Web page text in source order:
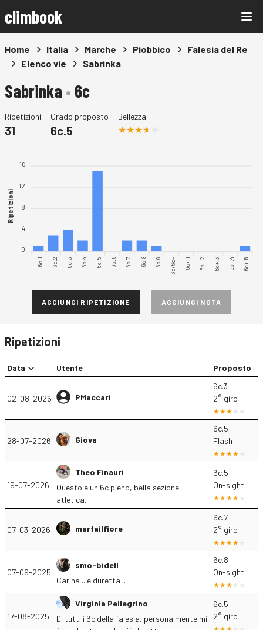
climbook
Home Italia Marche Piobbico
Falesia del Re
Elenco vie
Sabrinka
Sabrinka • 6c
Ripetizioni
31
Grado proposto
6c.5
Bellezza
16
12
8
4
0
Ripetizioni
6c.1 6c.2 6c.3 6c.4 6c.5 6c.6 6c.7 6c.8 6c.9 6c/6c+ 6c+.1 6c+.2 6c+.3 6c+.4 6c+.5
AGGIUNGI RIPETIZIONE AGGIUNGI NOTA
Ripetizioni
Data Utente Proposto
02-08-2026 PMaccari
6c.3
2° giro
28-07-2026 Giova
6c.5
Flash
19-07-2026
Theo Finauri
Questo è un 6c pieno, bella sezione
atletica.
6c.5
On-sight
07-03-2026 martailfiore
6c.7
2° giro
07-09-2025
smo-bidell
Carina .. e duretta ..
6c.8
On-sight
17-08-2025
Virginia Pellegrino
Di tutti i 6c della falesia, personalmente mi
6c.5
2° giro